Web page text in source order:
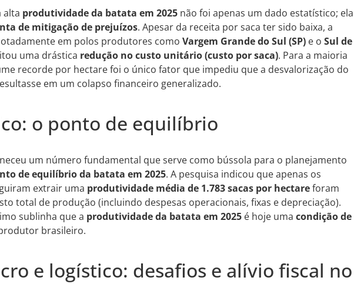
alta produtividade da batata em 2025 não foi apenas um dado estatístico; ela
de mitigação de prejuízos. Apesar da receita por saca ter sido baixa, a
em polos produtores como Vargem Grande do Sul (SP) e o Sul de
uma drástica redução no custo unitário (custo por saca). Para a maioria
recorde por hectare foi o único fator que impediu que a desvalorização do
em um colapso financeiro generalizado.
o ponto de equilíbrio
um número fundamental que serve como bússola para o planejamento
de equilíbrio da batata em 2025. A pesquisa indicou que apenas os
extrair uma produtividade média de 1.783 sacas por hectareforam
total de produção (incluindo despesas operacionais, fixas e depreciação).
sublinha que a produtividade da batata em 2025 é hoje uma condição de
brasileiro.
e logístico: desafios e alívio fiscal no